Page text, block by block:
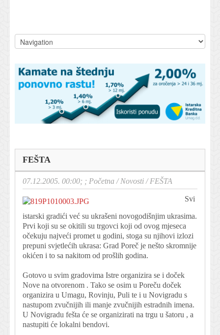
FEŠTA
07.12.2005. 00:00; ; Početna /Novosti /FEŠTA
Svi
istarski gradići već su ukrašeni novogodišnjim ukrasima.
Prvi koji su se okitili su trgovci koji od ovog mjeseca
očekuju najveći promet u godini, stoga su njihovi izlozi
prepuni svjetlećih ukrasa: Grad Poreč je nešto skromnije
okićen i to sa nakitom od prošlih godina.
Gotovo u svim gradovima Istre organizira se i doček
Nove na otvorenom . Tako se osim u Poreču doček
organizira u Umagu, Rovinju, Puli te i u Novigradu s
nastupom zvučnijih ili manje zvučnijih estradnih imena.
U Novigradu fešta će se organizirati na trgu u šatoru , a
nastupiti će lokalni bendovi.